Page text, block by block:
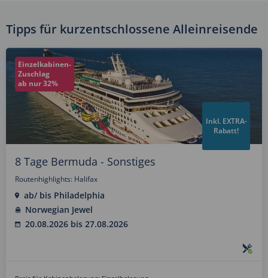
Tipps für kurzentschlossene Alleinreisende
Einzelkabinen-
Zuschlag
ab nur 32%
Inkl. EXTRA-
Rabatt!
8 Tage Bermuda - Sonstiges
Routenhighlights: Halifax
ab/ bis Philadelphia
Norwegian Jewel
20.08.2026 bis 27.08.2026